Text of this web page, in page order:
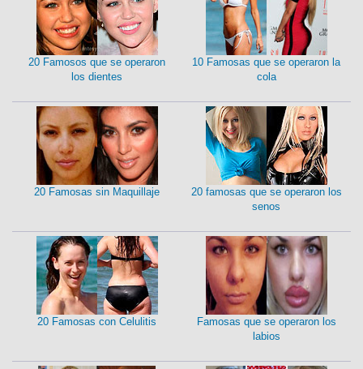
20 Famosos que se operaron
los dientes
10 Famosas que se operaron la
cola
20 Famosas sin Maquillaje
20 famosas que se operaron los
senos
20 Famosas con Celulitis
Famosas que se operaron los
labios